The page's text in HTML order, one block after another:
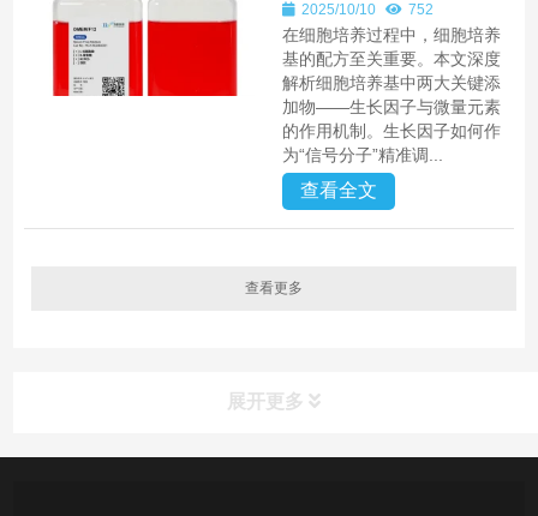
2025/10/10 752
在细胞培养过程中，细胞培养
基的配方至关重要。本文深度
解析细胞培养基中两大关键添
加物——生长因子与微量元素
的作用机制。生长因子如何作
为“信号分子”精准调...
查看全文
查看更多
展开更多